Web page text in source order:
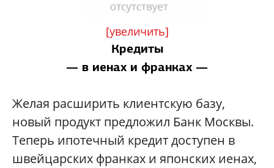
[увеличить]
Кредиты
— в иенах и франках —
Желая расширить клиентскую базу,
новый продукт предложил Банк Москвы.
Теперь ипотечный кредит доступен в
швейцарских франках и японских иенах,